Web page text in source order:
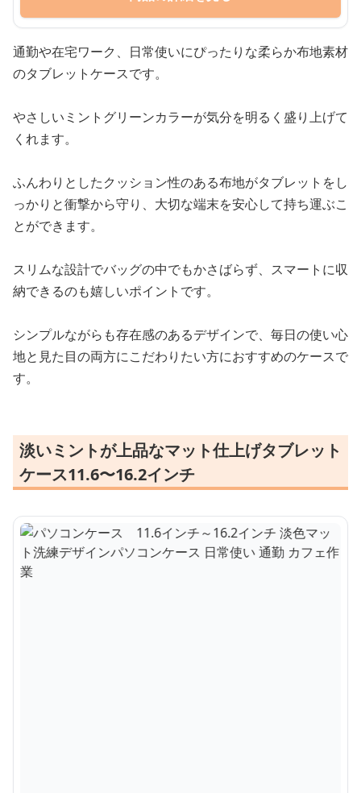
通勤や在宅ワーク、日常使いにぴったりな柔らか布地素材
のタブレットケースです。
やさしいミントグリーンカラーが気分を明るく盛り上げて
くれます。
ふんわりとしたクッション性のある布地がタブレットをし
っかりと衝撃から守り、大切な端末を安心して持ち運ぶこ
とができます。
スリムな設計でバッグの中でもかさばらず、スマートに収
納できるのも嬉しいポイントです。
シンプルながらも存在感のあるデザインで、毎日の使い心
地と見た目の両方にこだわりたい方におすすめのケースで
す。
淡いミントが上品なマット仕上げタブレット
ケース11.6〜16.2インチ